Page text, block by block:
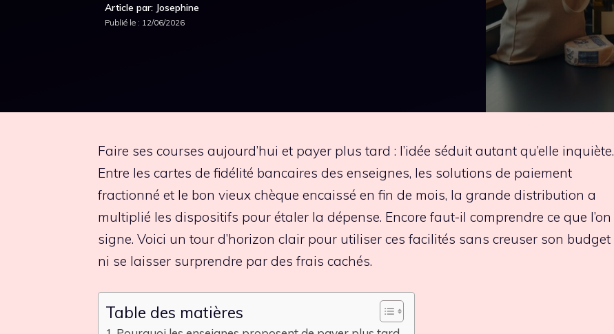
Article par: Josephine
Publié le : 12/06/2026
Faire ses courses aujourd’hui et payer plus tard : l’idée séduit autant qu’elle inquiète.
Entre les cartes de fidélité bancaires des enseignes, les solutions de paiement
fractionné et le bon vieux chèque encaissé en fin de mois, la grande distribution a
multiplié les dispositifs pour étaler la dépense. Encore faut-il comprendre ce que l’on
signe. Voici un tour d’horizon clair pour utiliser ces facilités sans creuser son budget
ni se laisser surprendre par des frais cachés.
Table des matières